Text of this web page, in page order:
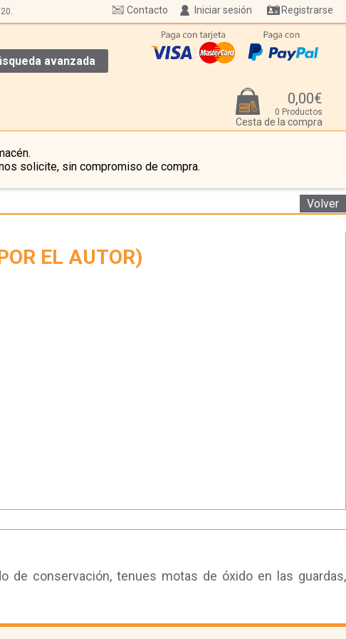
Iniciar sesión Registrarse
Contacto
avanzada
0,00€
0 Productos
Cesta de la compra
solicite, sin compromiso de compra.
Volver
EL AUTOR)
de conservación, tenues motas de óxido en las guardas,